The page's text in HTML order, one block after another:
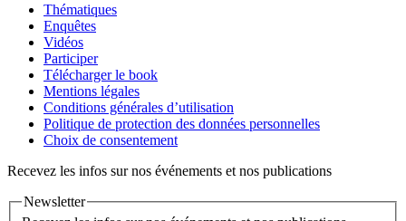
Thématiques
Enquêtes
Vidéos
Participer
Télécharger le book
Mentions légales
Conditions générales d’utilisation
Politique de protection des données personnelles
Choix de consentement
Recevez les infos sur nos événements et nos publications
Newsletter